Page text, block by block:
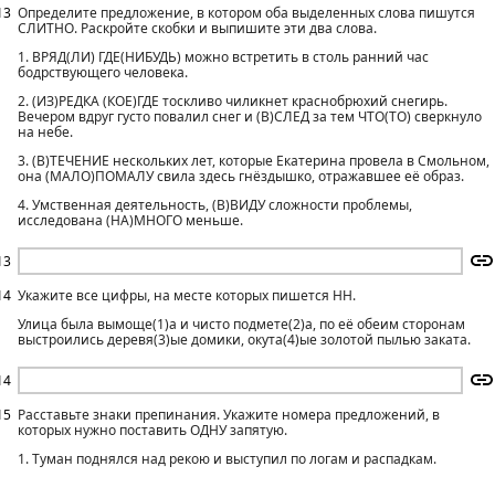
Определите предложение, в котором оба выделенных слова пишутся
СЛИТНО. Раскройте скобки и выпишите эти два слова.
1. ВРЯД(ЛИ) ГДЕ(НИБУДЬ) можно встретить в столь ранний час
бодрствующего человека.
2. (ИЗ)РЕДКА (КОЕ)ГДЕ тоскливо чиликнет краснобрюхий снегирь.
Вечером вдруг густо повалил снег и (В)СЛЕД за тем ЧТО(ТО) сверкнуло
на небе.
3. (В)ТЕЧЕНИЕ нескольких лет, которые Екатерина провела в Смольном,
она (МАЛО)ПОМАЛУ свила здесь гнёздышко, отражавшее её образ.
4. Умственная деятельность, (В)ВИДУ сложности проблемы,
исследована (НА)МНОГО меньше.
Укажите все цифры, на месте которых пишется НН.
Улица была вымоще(1)а и чисто подмете(2)а, по её обеим сторонам
выстроились деревя(3)ые домики, окута(4)ые золотой пылью заката.
Расставьте знаки препинания. Укажите номера предложений, в
которых нужно поставить ОДНУ запятую.
1. Туман поднялся над рекою и выступил по логам и распадкам.